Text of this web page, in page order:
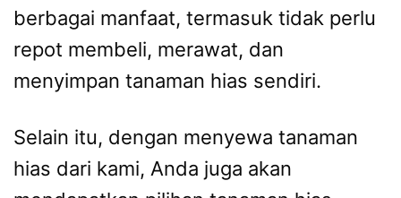
berbagai manfaat, termasuk tidak perlu
repot membeli, merawat, dan
menyimpan tanaman hias sendiri.
Selain itu, dengan menyewa tanaman
hias dari kami, Anda juga akan